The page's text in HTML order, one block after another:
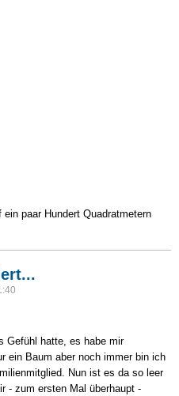
paar Hundert Quadratmetern
Gefühl hatte, es habe mir
ein Baum aber noch immer bin ich
Nun ist es da so leer
- zum ersten Mal überhaupt -